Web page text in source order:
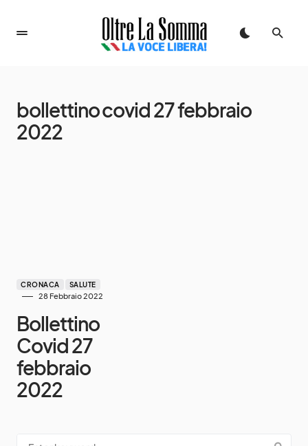
bollettino covid 27 febbraio
2022
CRONACA SALUTE
28 Febbraio 2022
Bollettino
Covid 27
febbraio
2022